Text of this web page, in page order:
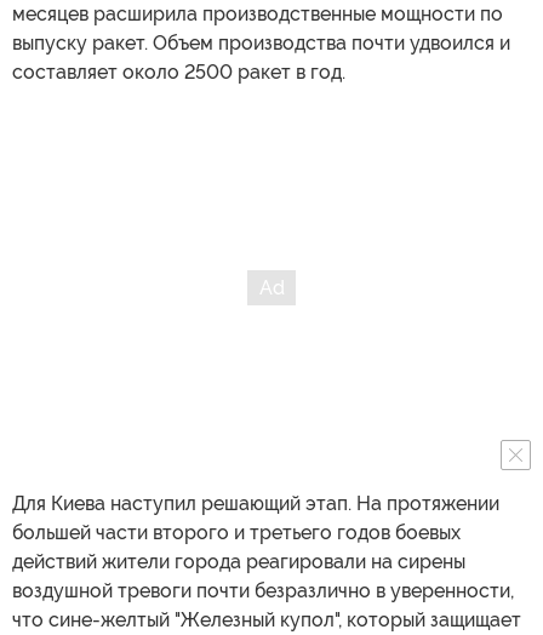
месяцев расширила производственные мощности по
выпуску ракет. Объем производства почти удвоился и
составляет около 2500 ракет в год.
Для Киева наступил решающий этап. На протяжении
большей части второго и третьего годов боевых
действий жители города реагировали на сирены
воздушной тревоги почти безразлично в уверенности,
что сине-желтый "Железный купол", который защищает